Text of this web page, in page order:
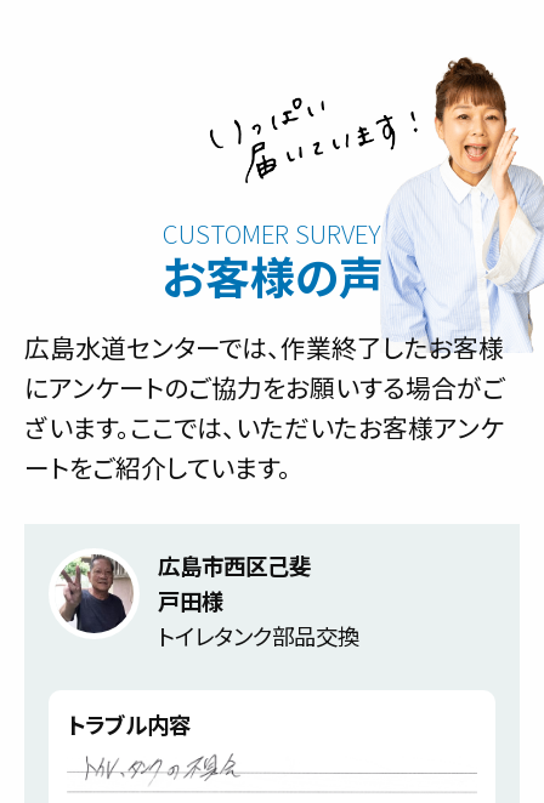
お客様の声
広島水道センターでは、作業終了したお客様
にアンケートのご協力をお願いする場合がご
ざいます。ここでは、いただいたお客様アンケ
ートをご紹介しています。
広島市西区己斐
戸田様
トイレタンク部品交換
トラブル内容